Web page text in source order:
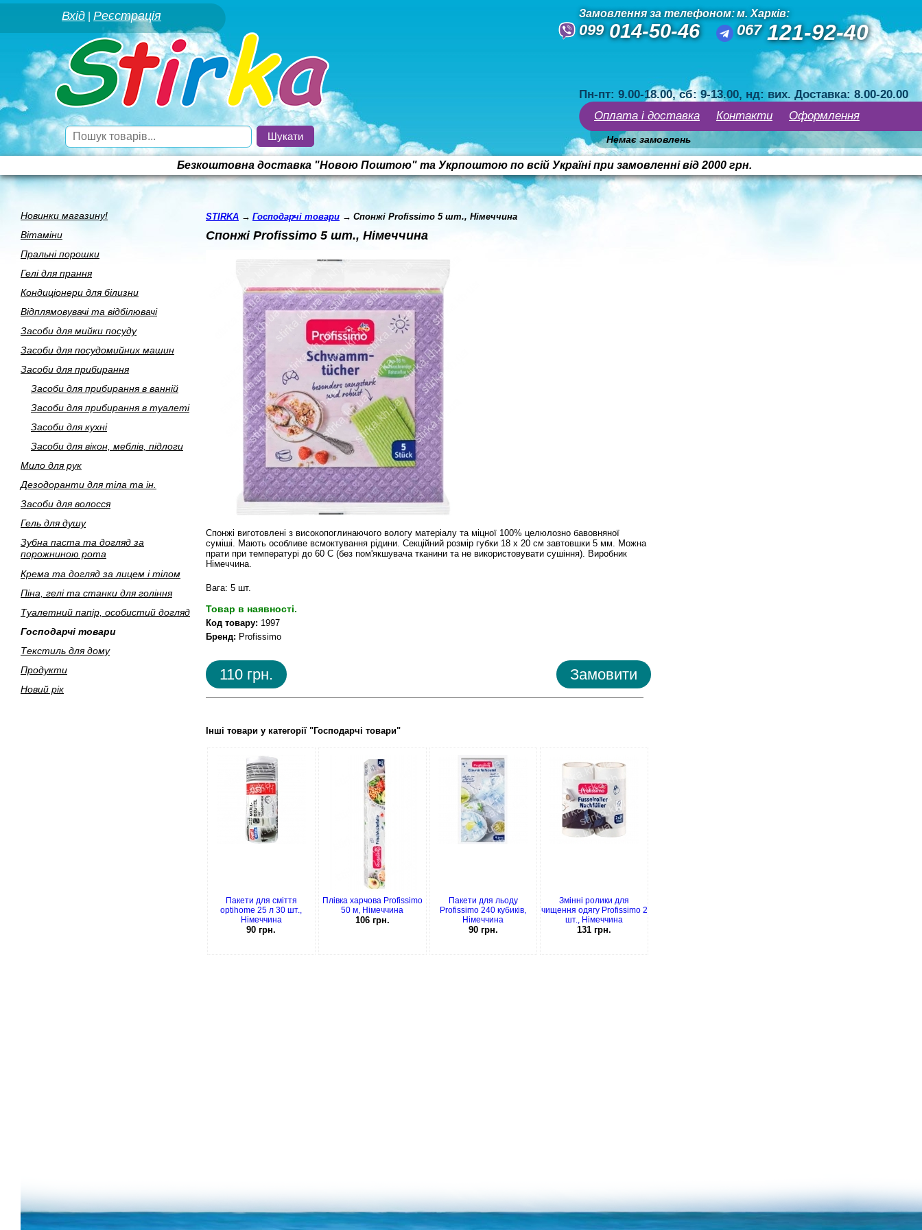
Вхід Реєстрація Замовлення за телефоном:
099 014-50-46
м. Харків:
067 121-92-40
Пн-пт: 9.00-18.00, сб: 9-13.00, нд: вих. Доставка: 8.00-20.00
Оплата і доставка
Контакти Оформлення
Немає замовлень
Безкоштовна доставка "Новою Поштою" та Укрпоштою по всій Україні при замовленні від 2000 грн.
Шукати
Новинки магазину!
Вiтамiни
Пральнi порошки
Гелi для прання
Кондицiонери для бiлизни
Вiдплямовувачi та вiдбiлювачi
Засоби для мийки посуду
Засоби для посудомийних машин
Засоби для прибирання
Засоби для прибирання в ваннiй
Засоби для прибирання в туалетi
Засоби для кухнi
Засоби для вiкон, меблiв, пiдлоги
Мило для рук
Дезодоранти для тiла та iн.
Засоби для волосся
Гель для душу
Зубна паста та догляд за
порожниною рота
Крема та догляд за лицем i тiлом
Пiна, гелi та станки для голiння
Туалетний папiр, особистий догляд
Господарчi товари
Текстиль для дому
Продукти
Новий рік
STIRKA → Господарчi товари → Спонжі Profissimo 5 шт., Німеччина
Спонжі Profissimo 5 шт., Німеччина
Спонжі виготовлені з високопоглинаючого вологу матеріалу та міцної 100% целюлозно бавовняної
суміші. Мають особливе всмоктування рідини. Секційний розмір губки 18 х 20 см завтовшки 5 мм. Можна
прати при температурі до 60 С (без пом'якшувача тканини та не використовувати сушіння). Виробник
Німеччина.
Вага: 5 шт.
Товар в наявності.
Код товару: 1997
Бренд: Profissimo
110 грн. Замовити
Інші товари у категорії "Господарчi товари"
Пакети для сміття
optihome 25 л 30 шт.,
Німеччина
90 грн.
Плівка харчова Profissimo
50 м, Німеччина
106 грн.
Пакети для льоду
Profissimo 240 кубиків,
Німеччина
90 грн.
Змінні ролики для
чищення одягу Profissimo 2
шт., Німеччина
131 грн.